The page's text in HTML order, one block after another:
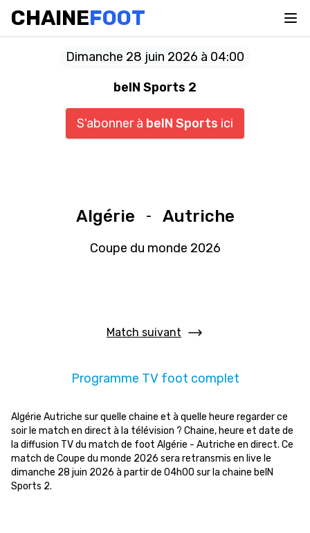
CHAINEFOOT
Dimanche 28 juin 2026 à 04:00
beIN Sports 2
S'abonner à beIN Sports ici
Algérie - Autriche
Coupe du monde 2026
Match suivant
Programme TV foot complet
Algérie Autriche sur quelle chaine et à quelle heure regarder ce
soir le match en direct à la télévision ? Chaine, heure et date de
la diffusion TV du match de foot Algérie - Autriche en direct. Ce
match de Coupe du monde 2026 sera retransmis en live le
dimanche 28 juin 2026 à partir de 04h00 sur la chaine beIN
Sports 2.